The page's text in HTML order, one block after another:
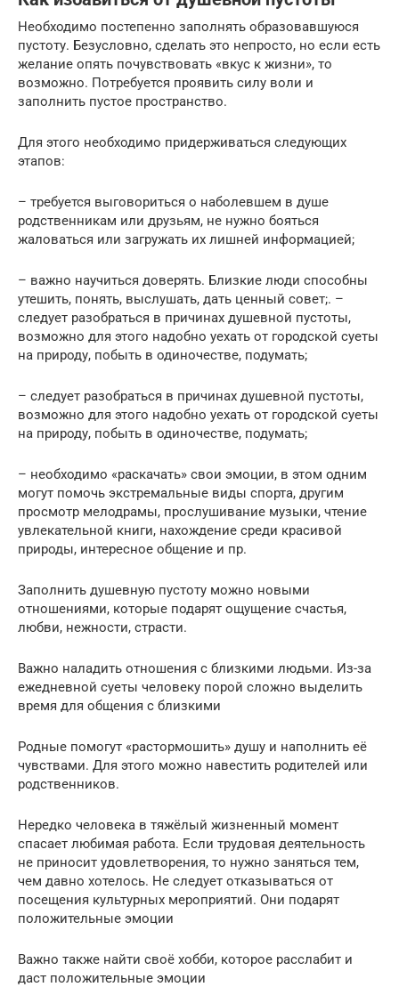
Необходимо постепенно заполнять образовавшуюся
пустоту. Безусловно, сделать это непросто, но если есть
желание опять почувствовать «вкус к жизни», то
возможно. Потребуется проявить силу воли и
заполнить пустое пространство.
Для этого необходимо придерживаться следующих
этапов:
– требуется выговориться о наболевшем в душе
родственникам или друзьям, не нужно бояться
жаловаться или загружать их лишней информацией;
– важно научиться доверять. Близкие люди способны
утешить, понять, выслушать, дать ценный совет;. –
следует разобраться в причинах душевной пустоты,
возможно для этого надобно уехать от городской суеты
на природу, побыть в одиночестве, подумать;
– следует разобраться в причинах душевной пустоты,
возможно для этого надобно уехать от городской суеты
на природу, побыть в одиночестве, подумать;
– необходимо «раскачать» свои эмоции, в этом одним
могут помочь экстремальные виды спорта, другим
просмотр мелодрамы, прослушивание музыки, чтение
увлекательной книги, нахождение среди красивой
природы, интересное общение и пр.
Заполнить душевную пустоту можно новыми
отношениями, которые подарят ощущение счастья,
любви, нежности, страсти.
Важно наладить отношения с близкими людьми. Из-за
ежедневной суеты человеку порой сложно выделить
время для общения с близкими
Родные помогут «растормошить» душу и наполнить её
чувствами. Для этого можно навестить родителей или
родственников.
Нередко человека в тяжёлый жизненный момент
спасает любимая работа. Если трудовая деятельность
не приносит удовлетворения, то нужно заняться тем,
чем давно хотелось. Не следует отказываться от
посещения культурных мероприятий. Они подарят
положительные эмоции
Важно также найти своё хобби, которое расслабит и
даст положительные эмоции